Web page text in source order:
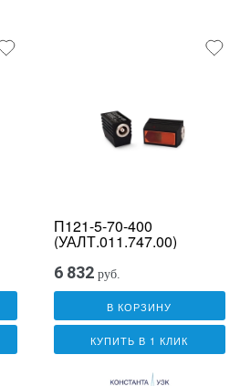
П121-5-70-400
(УАЛТ.011.747.00)
6 832 руб.
В КОРЗИНУ
КУПИТЬ В 1 КЛИК